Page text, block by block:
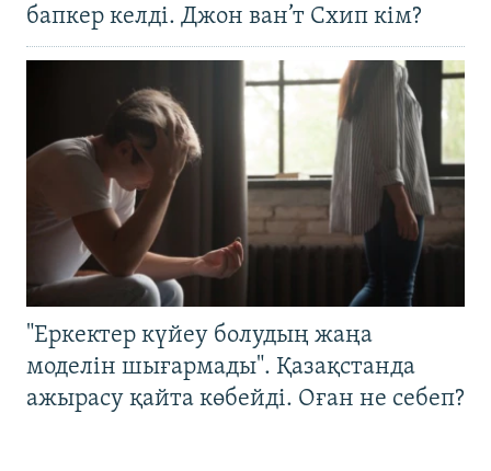
бапкер келді. Джон ван’т Схип кім?
"Еркектер күйеу болудың жаңа
моделін шығармады". Қазақстанда
ажырасу қайта көбейді. Оған не себеп?